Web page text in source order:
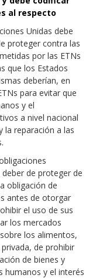
al respecto
Unidas debe
proteger contra las
por las ETNs
que los Estados
deberían, en
para evitar que
y el
a nivel nacional
la reparación a las
de proteger de
obligación de
antes de otorgar
el uso de sus
los mercados
los alimentos,
de prohibir
de bienes y
humanos y el interés